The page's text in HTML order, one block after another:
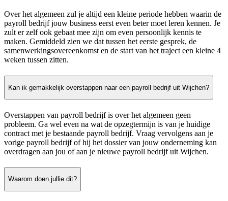
Over het algemeen zul je altijd een kleine periode hebben waarin de
payroll bedrijf jouw business eerst even beter moet leren kennen. Je
zult er zelf ook gebaat mee zijn om even persoonlijk kennis te
maken. Gemiddeld zien we dat tussen het eerste gesprek, de
samenwerkingsovereenkomst en de start van het traject een kleine 4
weken tussen zitten.
Kan ik gemakkelijk overstappen naar een payroll bedrijf uit Wijchen?
Overstappen van payroll bedrijf is over het algemeen geen
probleem. Ga wel even na wat de opzegtermijn is van je huidige
contract met je bestaande payroll bedrijf. Vraag vervolgens aan je
vorige payroll bedrijf of hij het dossier van jouw onderneming kan
overdragen aan jou of aan je nieuwe payroll bedrijf uit Wijchen.
Waarom doen jullie dit?